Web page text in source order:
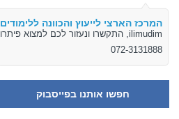
המרכז הארצי לייעוץ והכוונה ללימודים
ilimudim, התקשרו ונעזור לכם למצוא פיתרון
072-3131888
חפשו אותנו בפייסבוק